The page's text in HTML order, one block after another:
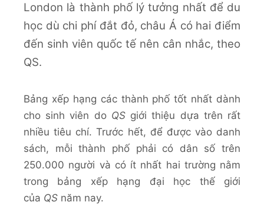
London là thành phố lý tưởng nhất để du
học dù chi phí đắt đỏ, châu Á có hai điểm
đến sinh viên quốc tế nên cân nhắc, theo
QS.
Bảng xếp hạng các thành phố tốt nhất dành
cho sinh viên do QSgiới thiệu dựa trên rất
nhiều tiêu chí. Trước hết, để được vào danh
sách, mỗi thành phố phải có dân số trên
250.000 người và có ít nhất hai trường nằm
trong bảng xếp hạng đại học thế giới
của QS năm nay.